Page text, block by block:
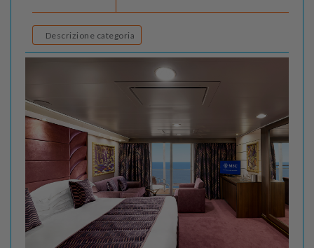
Descrizione categoria